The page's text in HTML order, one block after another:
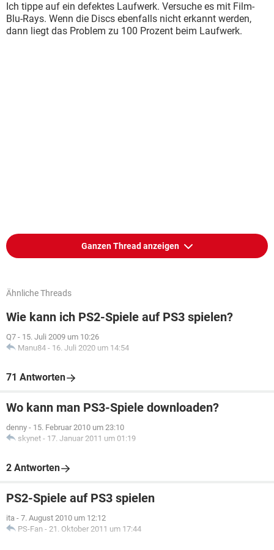
Ich tippe auf ein defektes Laufwerk. Versuche es mit Film-
Blu-Rays. Wenn die Discs ebenfalls nicht erkannt werden,
dann liegt das Problem zu 100 Prozent beim Laufwerk.
Ganzen Thread anzeigen
Ähnliche Threads
Wie kann ich PS2-Spiele auf PS3 spielen?
Q7 - 15. Juli 2009 um 10:26
Manu84 - 16. Juli 2020 um 14:54
71 Antworten
Wo kann man PS3-Spiele downloaden?
denny - 15. Februar 2010 um 23:10
skynet - 17. Januar 2011 um 01:19
2 Antworten
PS2-Spiele auf PS3 spielen
ita - 7. August 2010 um 12:12
PS-Fan - 21. Oktober 2011 um 17:44